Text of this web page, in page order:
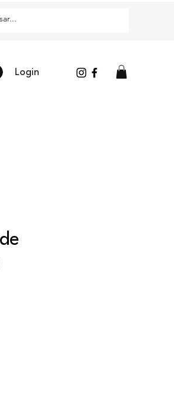
Login